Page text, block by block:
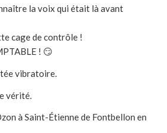
la voix qui était là avant
cage de contrôle !
! 😏
vibratoire.
vérité.
à Saint-Étienne de Fontbellon en